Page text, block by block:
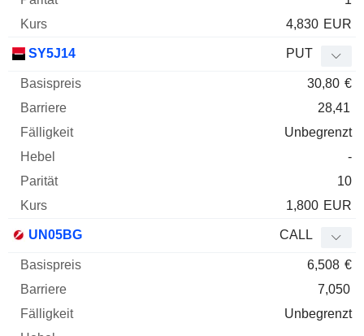
4,830 EUR
SY5J14 PUT
30,80 €
28,41
Unbegrenzt
-
10
1,800 EUR
UN05BG CALL
6,508 €
7,050
Unbegrenzt